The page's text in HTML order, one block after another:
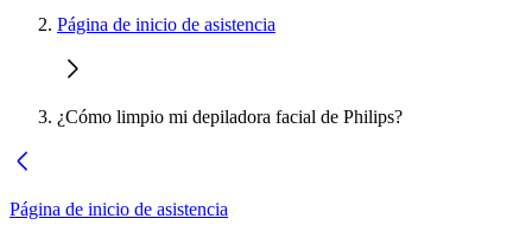
Página de inicio de asistencia
¿Cómo limpio mi depiladora facial de Philips?
Página de inicio de asistencia